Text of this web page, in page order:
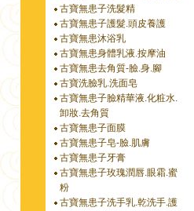
古寶無患子洗髮精
古寶無患子護髮.頭皮養護
古寶無患沐浴乳
古寶無患身體乳液.按摩油
古寶無患去角質-臉.身.腳
古寶洗臉乳.洗面皂
古寶無患子臉精華液.化粧水.
卸妝.去角質
古寶無患子面膜
古寶無患子皂-臉.肌膚
古寶無患子牙膏
古寶無患子玫瑰潤唇.眼霜.蜜
粉
古寶無患子洗手乳.乾洗手.護